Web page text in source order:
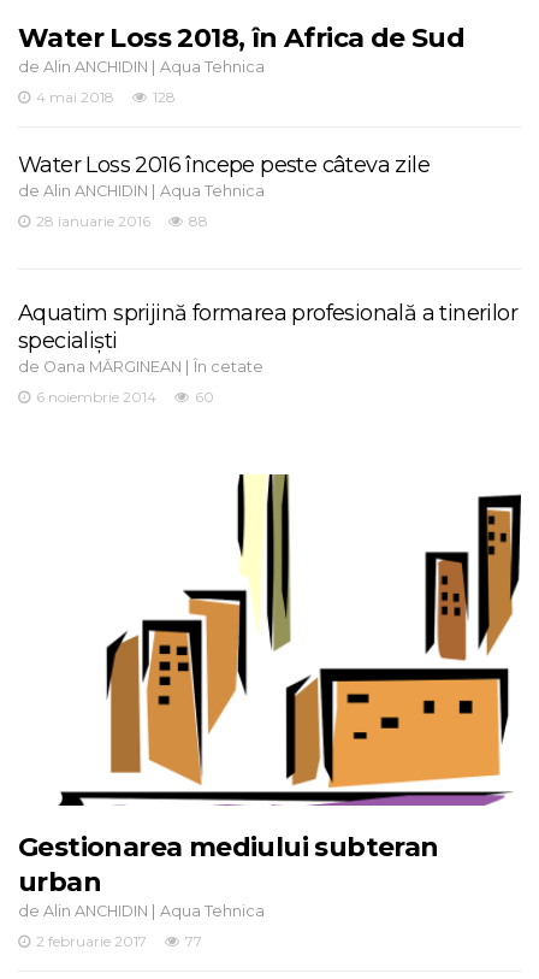
Water Loss 2018, în Africa de Sud
de Alin ANCHIDIN | Aqua Tehnica
4 mai 2018
128
Water Loss 2016 începe peste câteva zile
de Alin ANCHIDIN | Aqua Tehnica
28 ianuarie 2016
88
Aquatim sprijină formarea profesională a tinerilor
specialiști
de Oana MĂRGINEAN | În cetate
6 noiembrie 2014
60
Gestionarea mediului subteran
urban
de Alin ANCHIDIN | Aqua Tehnica
2 februarie 2017
77